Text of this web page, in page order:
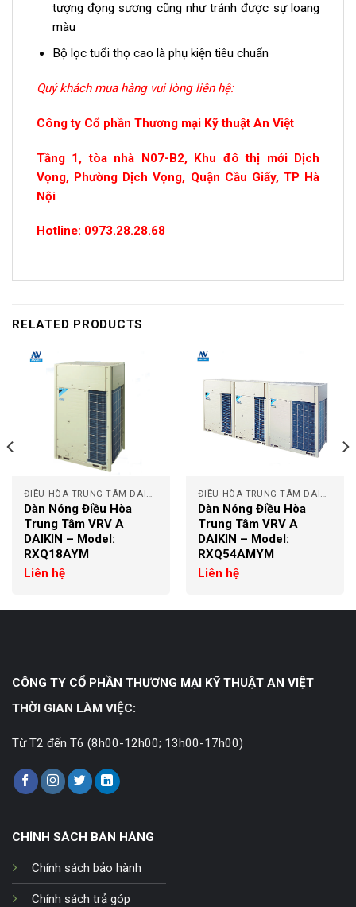
tượng đọng sương cũng như tránh được sự loang
màu
Bộ lọc tuổi thọ cao là phụ kiện tiêu chuẩn
Quý khách mua hàng vui lòng liên hệ:
Công ty Cổ phần Thương mại Kỹ thuật An Việt
Tầng 1, tòa nhà N07-B2, Khu đô thị mới Dịch
Vọng, Phường Dịch Vọng, Quận Cầu Giấy, TP Hà
Nội
Hotline: 0973.28.28.68
RELATED PRODUCTS
ĐIỀU HÒA TRUNG TÂM DAIKIN
Dàn Nóng Điều Hòa
Trung Tâm VRV A
DAIKIN – Model:
RXQ18AYM
Liên hệ
ĐIỀU HÒA TRUNG TÂM DAIKIN
Dàn Nóng Điều Hòa
Trung Tâm VRV A
DAIKIN – Model:
RXQ54AMYM
Liên hệ
CÔNG TY CỔ PHẦN THƯƠNG MẠI KỸ THUẬT AN VIỆT
THỜI GIAN LÀM VIỆC:
Từ T2 đến T6 (8h00-12h00; 13h00-17h00)
CHÍNH SÁCH BÁN HÀNG
Chính sách bảo hành
Chính sách trả góp